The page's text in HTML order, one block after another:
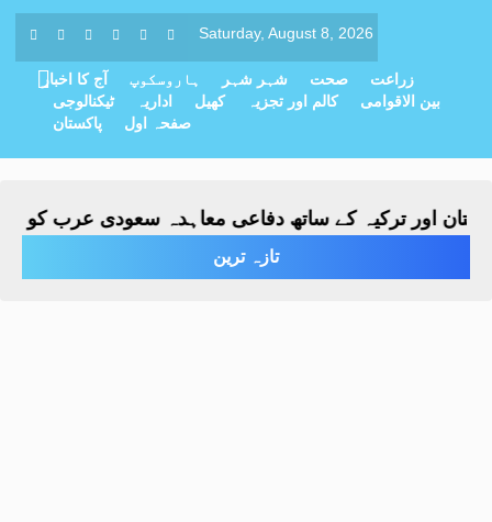
Saturday, August 8, 2026
آج کا اخبار ہاروسکوپ شہر شہر صحت
زراعت
ٹیکنالوجی
اداریہ کھیل کالم اور تجزیہ
بین الاقوامی
پاکستان
صفحہ اول
اور ترکیہ کے ساتھ دفاعی معاہدہ سعودی عرب کو مکمل
تازہ ترین